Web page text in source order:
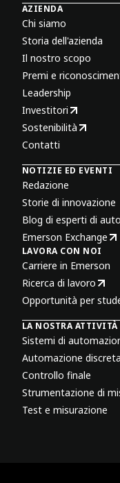
AZIENDA
Chi siamo
Storia dell'azienda
Il nostro scopo
Premi e
Leadership
Investitori
Sostenibilità
Contatti
NOTIZIE ED EVENTI
Redazione
Storie di innovazione
Blog di esperti di
Emerson Exchange
LAVORA CON NOI
Carriere in Emerson
Ricerca di lavoro
Opportunità per
LA NOSTRA ATTIVITÀ
Sistemi di
Automazione discreta
Controllo finale
Strumentazione di
Test e misurazione